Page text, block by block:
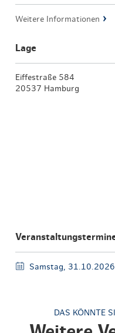
Weitere Informationen
Lage
Eiffestraße 584
20537 Hamburg
Samstag,
DAS KÖNNTE